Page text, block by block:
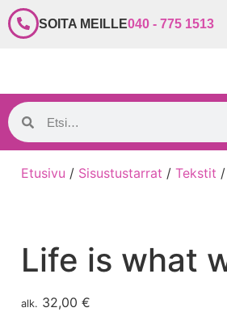
SOITA MEILLE040 - 775 1513
Etusivu / Sisustustarrat / Tekstit
Life is what
alk. 32,00 €